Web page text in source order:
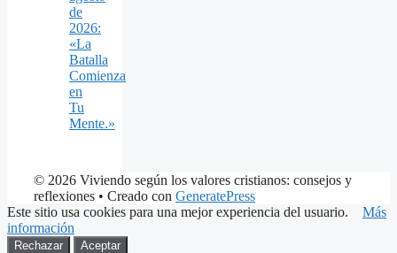
de
2026:
«La
Batalla
Comienza
en
Tu
Mente.»
© 2026 Viviendo según los valores cristianos: consejos y
reflexiones • Creado con GeneratePress
Este sitio usa cookies para una mejor experiencia del usuario. Más
información
Rechazar Aceptar